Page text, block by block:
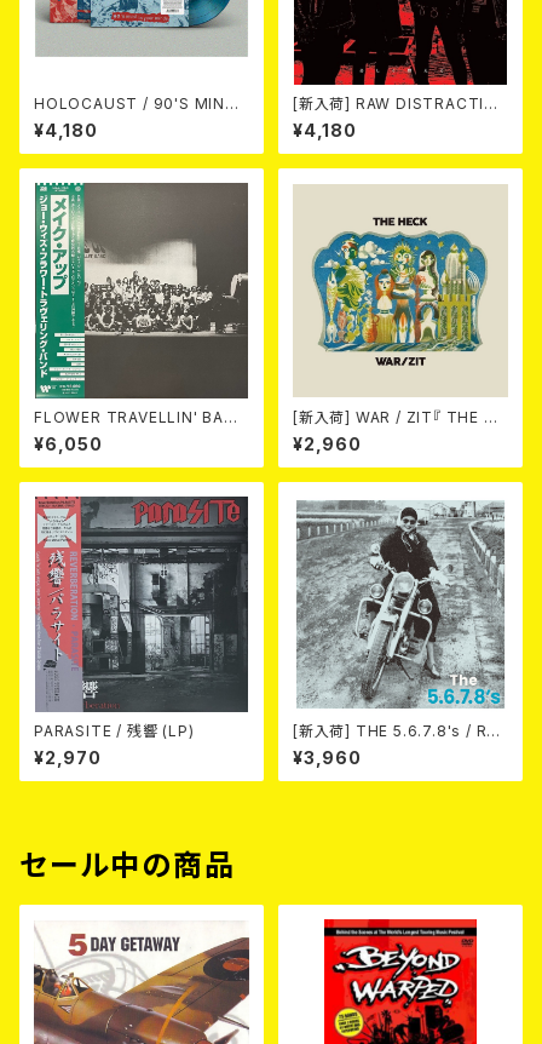
HOLOCAUST / 90'S MIND I
N YOUR MINDS (※LTD.150
SWIRL BLUE VINYL)
¥4,180
[新入荷] RAW DISTRACTIO
NS / 奇しく燃える (LP)
¥4,180
FLOWER TRAVELLIN' BAND
¥6,050
[新入荷] WAR / ZIT『 THE HE
CK( 12") 』
¥2,960
PARASITE / 残響 (LP)
¥2,970
[新入荷] THE 5.6.7.8's / Run
Run Run(LTD.500 2nd PRE
SS) (LP)
¥3,960
セール中の商品